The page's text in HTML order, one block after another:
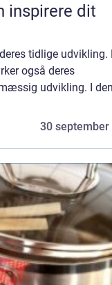
inspirere dit
tidlige udvikling.
også deres
udvikling. I
30 september